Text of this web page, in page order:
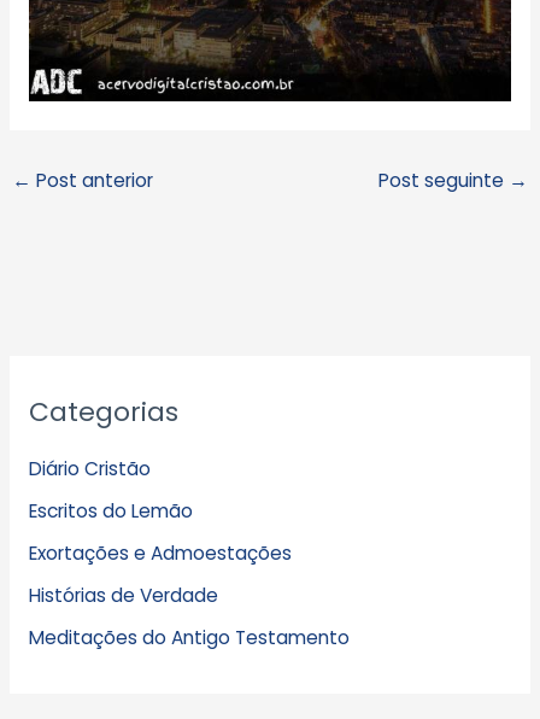
← Post anterior Post seguinte →
Categorias
Diário Cristão
Escritos do Lemão
Exortações e Admoestações
Histórias de Verdade
Meditações do Antigo Testamento
r
i
v
o
s